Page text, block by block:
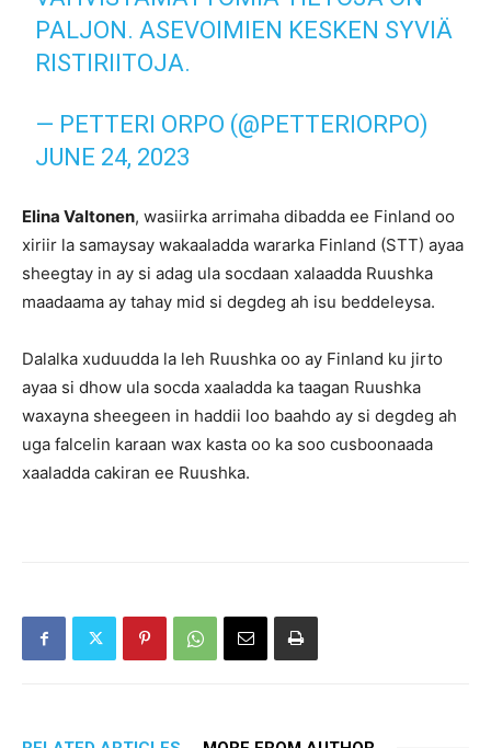
PALJON. ASEVOIMIEN KESKEN SYVIÄ
RISTIRIITOJA.
— PETTERI ORPO (@PETTERIORPO)
JUNE 24, 2023
Elina Valtonen, wasiirka arrimaha dibadda ee Finland oo
xiriir la samaysay wakaaladda wararka Finland (STT) ayaa
sheegtay in ay si adag ula socdaan xalaadda Ruushka
maadaama ay tahay mid si degdeg ah isu beddeleysa.
Dalalka xuduudda la leh Ruushka oo ay Finland ku jirto
ayaa si dhow ula socda xaaladda ka taagan Ruushka
waxayna sheegeen in haddii loo baahdo ay si degdeg ah
uga falcelin karaan wax kasta oo ka soo cusboonaada
xaaladda cakiran ee Ruushka.